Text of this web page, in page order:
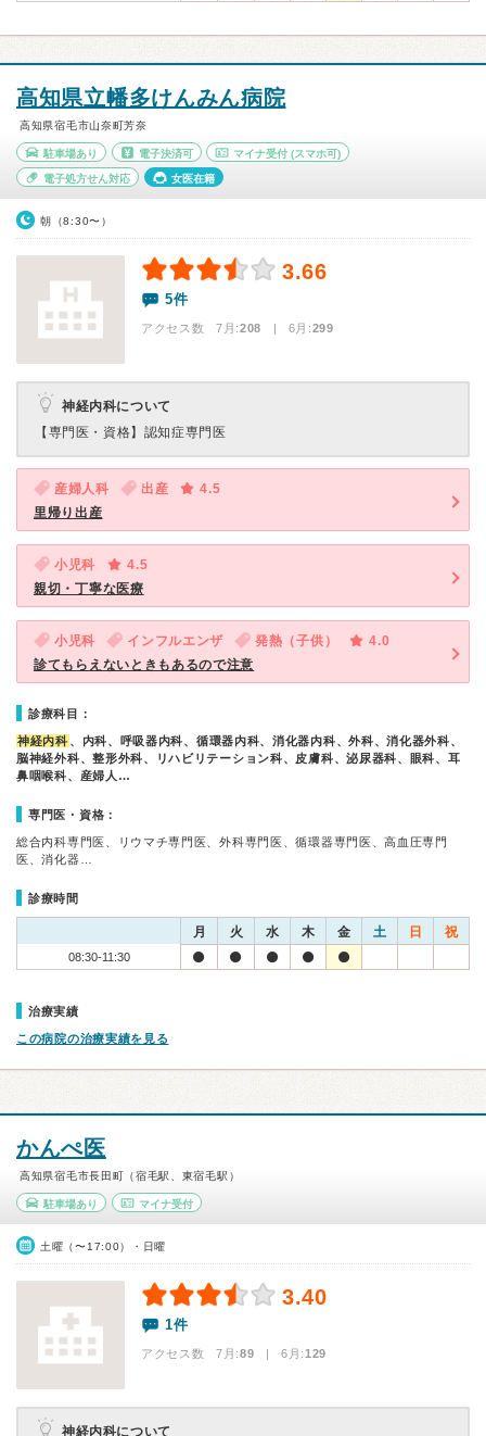
高知県立幡多けんみん病院
高知県宿毛市山奈町芳奈
駐車場あり 電子決済可 マイナ受付 (スマホ可)
電子処方せん対応 女医在籍
朝（8:30〜）
3.66
5件
アクセス数 7月:208 | 6月:299
神経内科について
【専門医・資格】 認知症専門医
産婦人科 出産
4.5
里帰り出産
小児科
4.5
親切・丁寧な医療
小児科 インフルエンザ 発熱（子供）
4.0
診てもらえないときもあるので注意
診療科目：
神経内科 、内科、呼吸器内科、循環器内科、消化器内科、外科、消化器外科、
脳神経外科、整形外科、リハビリテーション科、皮膚科、泌尿器科、眼科、耳
鼻咽喉科、産婦人…
専門医・資格：
総合内科専門医、リウマチ専門医、外科専門医、循環器専門医、高血圧専門
医、消化器…
診療時間
月 火 水 木 金 土 日 祝
08:30-11:30
治療実績
この病院の治療実績を見る
かんぺ医
高知県宿毛市長田町（宿毛駅、東宿毛駅）
駐車場あり マイナ受付
土曜（〜17:00）・日曜
3.40
1件
アクセス数 7月:89 | 6月:129
神経内科について